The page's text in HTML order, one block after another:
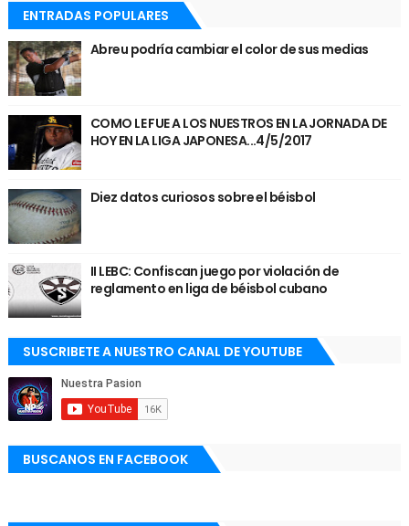
ENTRADAS POPULARES
Abreu podría cambiar el color de sus medias
COMO LE FUE A LOS NUESTROS EN LA JORNADA DE
HOY EN LA LIGA JAPONESA...4/5/2017
Diez datos curiosos sobre el béisbol
II LEBC: Confiscan juego por violación de
reglamento en liga de béisbol cubano
SUSCRIBETE A NUESTRO CANAL DE YOUTUBE
BUSCANOS EN FACEBOOK